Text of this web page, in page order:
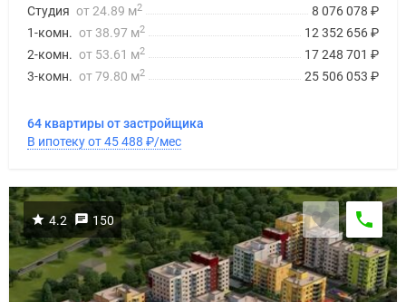
8 076 078 ₽
Студия от 24.89 м2
12 352 656₽
1-комн. от 38.97 м2
17 248 701 ₽
2-комн. от 53.61 м2
25 506 053 ₽
3-комн. от 79.80 м2
64 квартиры от застройщика
В ипотеку от 45 488 ₽/мес
4.2 150